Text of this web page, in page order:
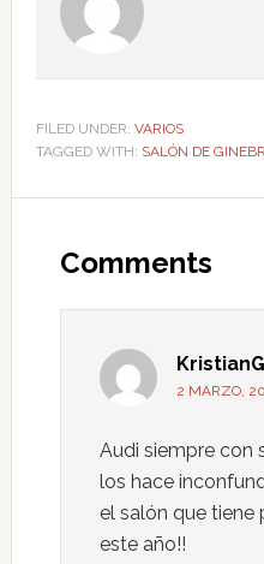
FILED UNDER: VARIOS
TAGGED WITH: SALÓN DE
Comments
2 MARZO,
Audi siempre con
los hace
el salón que tiene
este año!!